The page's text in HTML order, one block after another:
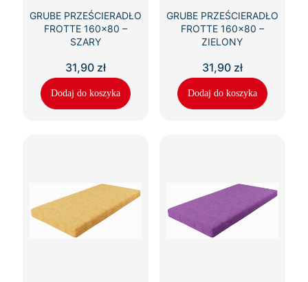
GRUBE PRZEŚCIERADŁO
FROTTE 160×80 –
SZARY
31,90 zł
Dodaj do koszyka
GRUBE PRZEŚCIERADŁO
FROTTE 160×80 –
ZIELONY
31,90 zł
Dodaj do koszyka